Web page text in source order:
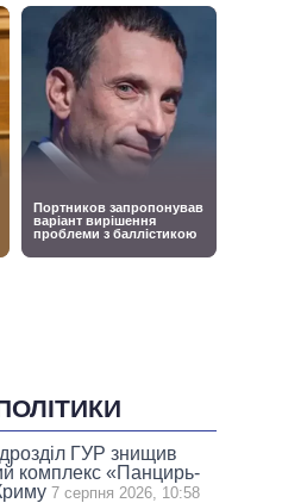
ГУР знищив
комплекс «Панцирь-
7 серпня 2026, 10:58